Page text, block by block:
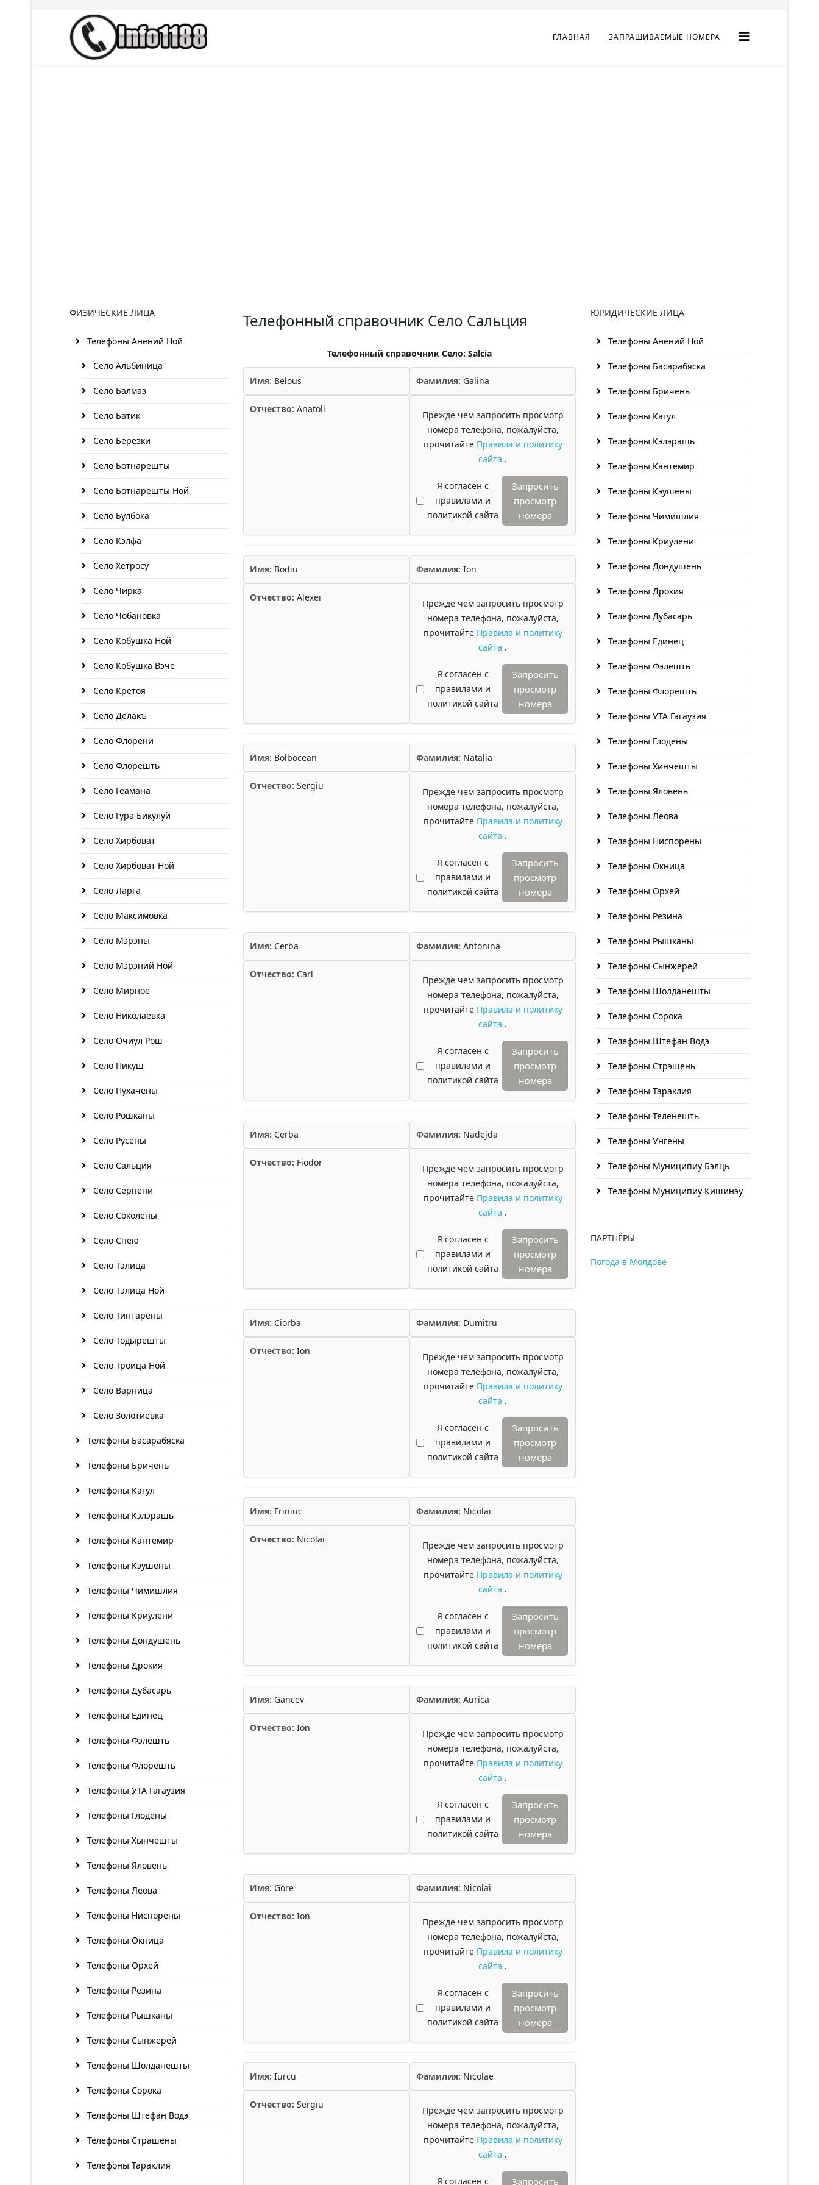
ГЛАВНАЯ ЗАПРАШИВАЕМЫЕ НОМЕРА
ФИЗИЧЕСКИЕ ЛИЦА
Телефоны Анений Ноӣ
Село Альбиница
Село Балмаз
Село Батик
Село Березки
Село Ботнарешты
Село Ботнарешты Ной
Село Булбока
Село Кэлфа
Село Хетросу
Село Чирка
Село Чобановка
Село Кобушка Ной
Село Кобушка Вэче
Село Кретоя
Село Делакъ
Село Флорени
Село Флорешть
Село Геамана
Село Гура Бикулуй
Село Хирбоват
Село Хирбоват Ной
Село Ларга
Село Максимовка
Село Мэрэны
Село Мэрэний Ной
Село Мирное
Село Николаевка
Село Очиул Рош
Село Пикуш
Село Пухачены
Село Рошканы
Село Русены
Село Сальция
Село Серпени
Село Соколены
Село Спею
Село Тэлица
Село Тэлица Ной
Село Тинтарены
Село Тодырешты
Село Троица Ной
Село Варница
Село Золотиевка
Телефоны Басарабяска
Телефоны Бричень
Телефоны Кагул
Телефоны Кэлэрашь
Телефоны Кантемир
Телефоны Кэушены
Телефоны Чимишлия
Телефоны Криулени
Телефоны Дондушень
Телефоны Дрокия
Телефоны Дубасарь
Телефоны Единец
Телефоны Фэлешть
Телефоны Флорешть
Телефоны УТА Гагаузия
Телефоны Глодены
Телефоны Хынчешты
Телефоны Яловень
Телефоны Леова
Телефоны Ниспорены
Телефоны Окница
Телефоны Орхей
Телефоны Резина
Телефоны Рышканы
Телефоны Сынжерей
Телефоны Шолданешты
Телефоны Сорока
Телефоны Штефан Водэ
Телефоны Страшены
Телефоны Тараклия
Телефонный справочник Село Сальция
Телефонный справочник Село: Salcia
Имя: Belous Фамилия: Galina
Отчество: Anatoli
Прежде чем запросить просмотр
номера телефона, пожалуйста,
прочитайте Правила и политику
сайта .
Я согласен с
правилами и
политикой сайта
Запросить
просмотр
номера
Имя: Bodiu Фамилия: Ion
Отчество: Alexei
Прежде чем запросить просмотр
номера телефона, пожалуйста,
прочитайте Правила и политику
сайта .
Я согласен с
правилами и
политикой сайта
Запросить
просмотр
номера
Имя: Bolbocean Фамилия: Natalia
Отчество: Sergiu
Прежде чем запросить просмотр
номера телефона, пожалуйста,
прочитайте Правила и политику
сайта .
Я согласен с
правилами и
политикой сайта
Запросить
просмотр
номера
Имя: Cerba Фамилия: Antonina
Отчество: Carl
Прежде чем запросить просмотр
номера телефона, пожалуйста,
прочитайте Правила и политику
сайта .
Я согласен с
правилами и
политикой сайта
Запросить
просмотр
номера
Имя: Cerba Фамилия: Nadejda
Отчество: Fiodor
Прежде чем запросить просмотр
номера телефона, пожалуйста,
прочитайте Правила и политику
сайта .
Я согласен с
правилами и
политикой сайта
Запросить
просмотр
номера
Имя: Ciorba Фамилия: Dumitru
Отчество: Ion
Прежде чем запросить просмотр
номера телефона, пожалуйста,
прочитайте Правила и политику
сайта .
Я согласен с
правилами и
политикой сайта
Запросить
просмотр
номера
Имя: Friniuc Фамилия: Nicolai
Отчество: Nicolai
Прежде чем запросить просмотр
номера телефона, пожалуйста,
прочитайте Правила и политику
сайта .
Я согласен с
правилами и
политикой сайта
Запросить
просмотр
номера
Имя: Gancev Фамилия: Aurica
Отчество: Ion
Прежде чем запросить просмотр
номера телефона, пожалуйста,
прочитайте Правила и политику
сайта .
Я согласен с
правилами и
политикой сайта
Запросить
просмотр
номера
Имя: Gore Фамилия: Nicolai
Отчество: Ion
Прежде чем запросить просмотр
номера телефона, пожалуйста,
прочитайте Правила и политику
сайта .
Я согласен с
правилами и
политикой сайта
Запросить
просмотр
номера
Имя: Iurcu Фамилия: Nicolae
Отчество: Sergiu
Прежде чем запросить просмотр
номера телефона, пожалуйста,
прочитайте Правила и политику
сайта .
Я согласен с Запросить
ЮРИДИЧЕСКИЕ ЛИЦА
Телефоны Анений Ноӣ
Телефоны Басарабяска
Телефоны Бричень
Телефоны Кагул
Телефоны Кэлэрашь
Телефоны Кантемир
Телефоны Кэушены
Телефоны Чимишлия
Телефоны Криулени
Телефоны Дондушень
Телефоны Дрокия
Телефоны Дубасарь
Телефоны Единец
Телефоны Фэлешть
Телефоны Флорешть
Телефоны УТА Гагаузия
Телефоны Глодены
Телефоны Хинчешты
Телефоны Яловень
Телефоны Леова
Телефоны Ниспорены
Телефоны Окница
Телефоны Орхей
Телефоны Резина
Телефоны Рышканы
Телефоны Сынжерей
Телефоны Шолданешты
Телефоны Сорока
Телефоны Штефан Водэ
Телефоны Стрэшень
Телефоны Тараклия
Телефоны Теленешть
Телефоны Унгены
Телефоны Муниципиу Бэлць
Телефоны Муниципиу Кишинэу
ПАРТНЁРЫ
Погода в Молдове